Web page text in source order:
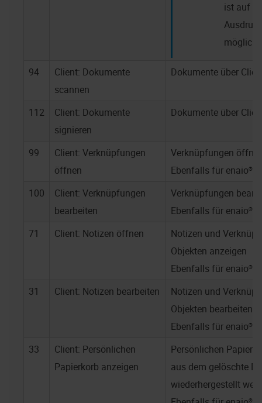
ist auf
möglich.
94
Client: Dokumente
scannen
Dokumente über
112
Client: Dokumente
signieren
Dokumente über
99
Client: Verknüpfungen
öffnen
Verknüpfungen
Ebenfalls für enaio®
100
Client: Verknüpfungen
bearbeiten
Verknüpfungen
Ebenfalls für enaio®
71
Client: Notizen öffnen
Notizen und
Objekten anzeigen
Ebenfalls für enaio®
31
Client: Notizen bearbeiten
Notizen und
Objekten bearbeiten
Ebenfalls für enaio®
33
Client: Persönlichen
Papierkorb anzeigen
Persönlichen
aus dem gelöschte
wiederhergestellt